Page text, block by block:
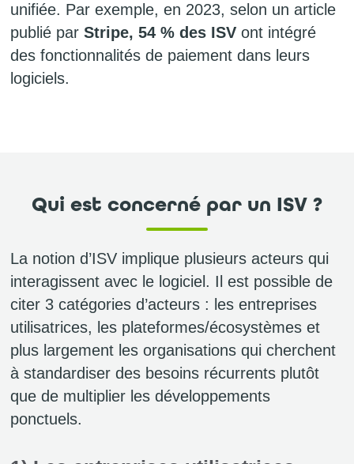
unifiée. Par exemple, en 2023, selon un article
publié par Stripe, 54 % des ISV ont intégré
des fonctionnalités de paiement dans leurs
logiciels.
Qui est concerné par un ISV ?
La notion d’ISV implique plusieurs acteurs qui
interagissent avec le logiciel. Il est possible de
citer 3 catégories d’acteurs : les entreprises
utilisatrices, les plateformes/écosystèmes et
plus largement les organisations qui cherchent
à standardiser des besoins récurrents plutôt
que de multiplier les développements
ponctuels.